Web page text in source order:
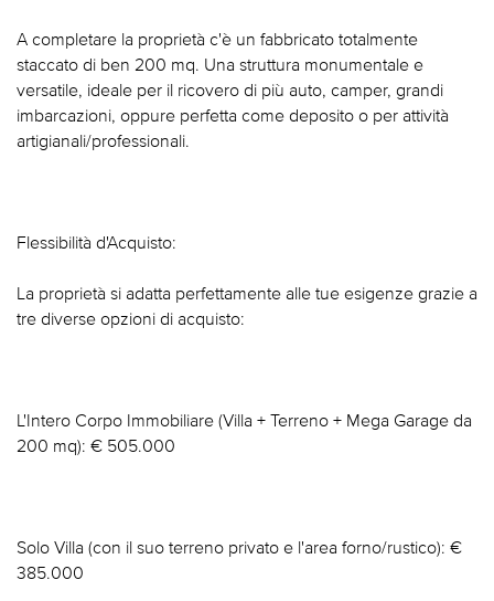
A completare la proprietà c'è un fabbricato totalmente
staccato di ben 200 mq. Una struttura monumentale e
versatile, ideale per il ricovero di più auto, camper, grandi
imbarcazioni, oppure perfetta come deposito o per attività
artigianali/professionali.
Flessibilità d'Acquisto:
La proprietà si adatta perfettamente alle tue esigenze grazie a
tre diverse opzioni di acquisto:
L'Intero Corpo Immobiliare (Villa + Terreno + Mega Garage da
200 mq): € 505.000
Solo Villa (con il suo terreno privato e l'area forno/rustico): €
385.000